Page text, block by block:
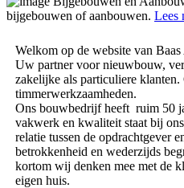
bijgebouwen of aanbouwen. Lees
Welkom op de website van
Uw partner voor nieuwbouw,
zakelijke als particuliere klanten.
timmerwerkzaamheden.
Ons bouwbedrijf heeft ruim 50
vakwerk en kwaliteit staat bij
relatie tussen de opdrachtgever
betrokkenheid en wederzijds
kortom wij denken mee met de
eigen huis.